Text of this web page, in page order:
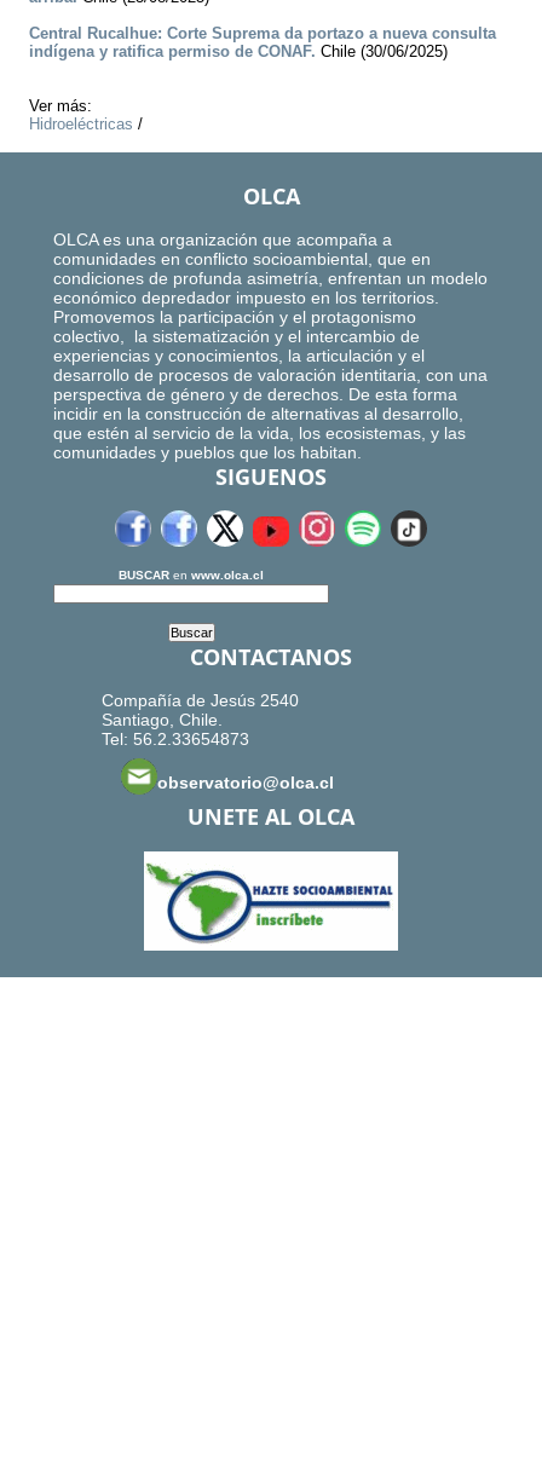
Central Rucalhue: Corte Suprema da portazo a nueva consulta
indígena y ratifica permiso de CONAF. Chile (30/06/2025)
Ver más:
Hidroeléctricas /
OLCA
OLCA es una organización que acompaña a
comunidades en conflicto socioambiental, que en
condiciones de profunda asimetría, enfrentan un modelo
económico depredador impuesto en los territorios.
Promovemos la participación y el protagonismo
colectivo, la sistematización y el intercambio de
experiencias y conocimientos, la articulación y el
desarrollo de procesos de valoración identitaria, con una
perspectiva de género y de derechos. De esta forma
incidir en la construcción de alternativas al desarrollo,
que estén al servicio de la vida, los ecosistemas, y las
comunidades y pueblos que los habitan.
SIGUENOS
BUSCAR en www.olca.cl
CONTACTANOS
Compañía de Jesús 2540
Santiago, Chile.
Tel: 56.2.33654873
observatorio@olca.cl
UNETE AL OLCA